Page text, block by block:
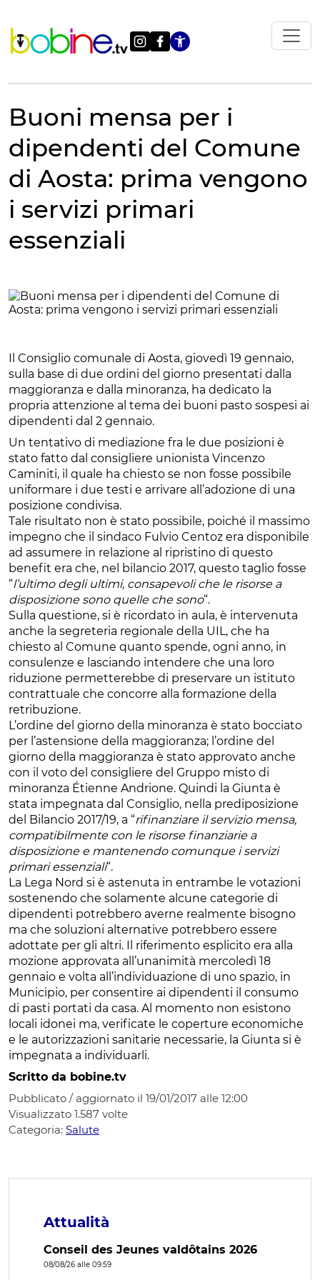
contenuto
Apri le
Buoni mensa per i
dipendenti del Comune
di Aosta: prima vengono
i servizi primari
essenziali
Il Consiglio comunale di Aosta, giovedì 19 gennaio,
sulla base di due ordini del giorno presentati dalla
maggioranza e dalla minoranza, ha dedicato la
propria attenzione al tema dei buoni pasto sospesi ai
dipendenti dal 2 gennaio.
Un tentativo di mediazione fra le due posizioni è
stato fatto dal consigliere unionista Vincenzo
Caminiti, il quale ha chiesto se non fosse possibile
uniformare i due testi e arrivare all’adozione di una
posizione condivisa.
Tale risultato non è stato possibile, poiché il massimo
impegno che il sindaco Fulvio Centoz era disponibile
ad assumere in relazione al ripristino di questo
benefit era che, nel bilancio 2017, questo taglio fosse
“l’ultimo degli ultimi, consapevoli che le risorse a
disposizione sono quelle che sono“.
Sulla questione, si è ricordato in aula, è intervenuta
anche la segreteria regionale della UIL, che ha
chiesto al Comune quanto spende, ogni anno, in
consulenze e lasciando intendere che una loro
riduzione permetterebbe di preservare un istituto
contrattuale che concorre alla formazione della
retribuzione.
L’ordine del giorno della minoranza è stato bocciato
per l’astensione della maggioranza; l’ordine del
giorno della maggioranza è stato approvato anche
con il voto del consigliere del Gruppo misto di
minoranza Étienne Andrione. Quindi la Giunta è
stata impegnata dal Consiglio, nella prediposizione
del Bilancio 2017/19, a “rifinanziare il servizio mensa,
compatibilmente con le risorse finanziarie a
disposizione e mantenendo comunque i servizi
primari essenziali“.
La Lega Nord si è astenuta in entrambe le votazioni
sostenendo che solamente alcune categorie di
dipendenti potrebbero averne realmente bisogno
ma che soluzioni alternative potrebbero essere
adottate per gli altri. Il riferimento esplicito era alla
mozione approvata all’unanimità mercoledì 18
gennaio e volta all’individuazione di uno spazio, in
Municipio, per consentire ai dipendenti il consumo
di pasti portati da casa. Al momento non esistono
locali idonei ma, verificate le coperture economiche
e le autorizzazioni sanitarie necessarie, la Giunta si è
impegnata a individuarli.
Scritto da bobine.tv
Pubblicato / aggiornato il 19/01/2017 alle 12:00
Visualizzato 1.587 volte
Categoria: Salute
Attualità
Conseil des Jeunes valdôtains 2026
08/08/26 alle 09:59